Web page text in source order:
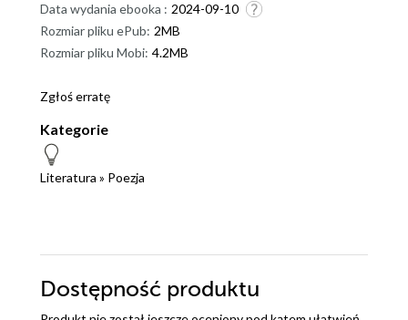
Data wydania ebooka : 2024-09-10
Rozmiar pliku ePub: 2MB
Rozmiar pliku Mobi: 4.2MB
Zgłoś erratę
Kategorie
Literatura » Poezja
Dostępność produktu